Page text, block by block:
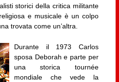
storici della critica militante
e musicale è un colpo
trovata come un’altra.
Durante il 1973 Carlos
sposa Deborah e parte per
una storica tournée
mondiale che vede la